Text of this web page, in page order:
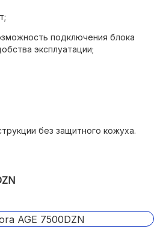
подключения блока
эксплуатации;
без защитного кожуха.